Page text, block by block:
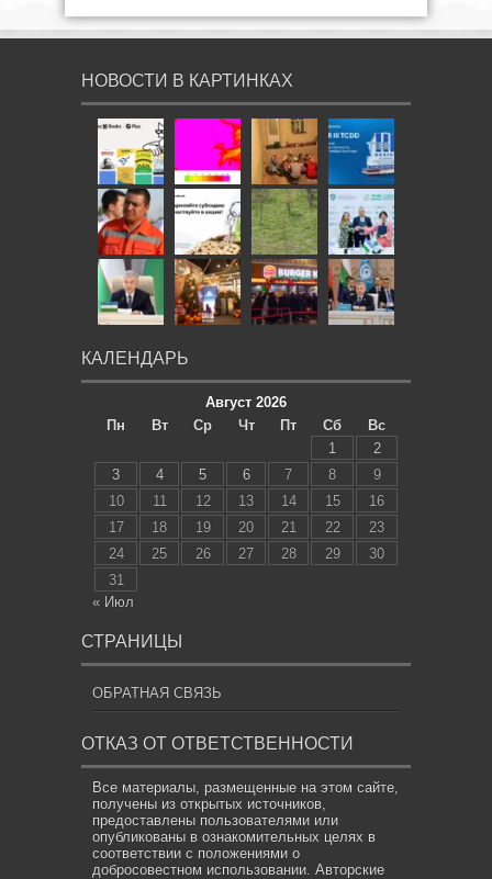
НОВОСТИ В КАРТИНКАХ
КАЛЕНДАРЬ
Август 2026
Пн
Вт Ср Чт Пт Сб
Вс
1
2
3
4 5 6 7 8
9
10
11 12 13 14 15
16
17
18 19 20 21 22
23
24
25 26 27 28 29
30
31
« Июл
СТРАНИЦЫ
ОБРАТНАЯ СВЯЗЬ
ОТКАЗ ОТ ОТВЕТСТВЕННОСТИ
Все материалы, размещенные на этом сайте,
получены из открытых источников,
предоставлены пользователями или
опубликованы в ознакомительных целях в
соответствии с положениями о
добросовестном использовании. Авторские